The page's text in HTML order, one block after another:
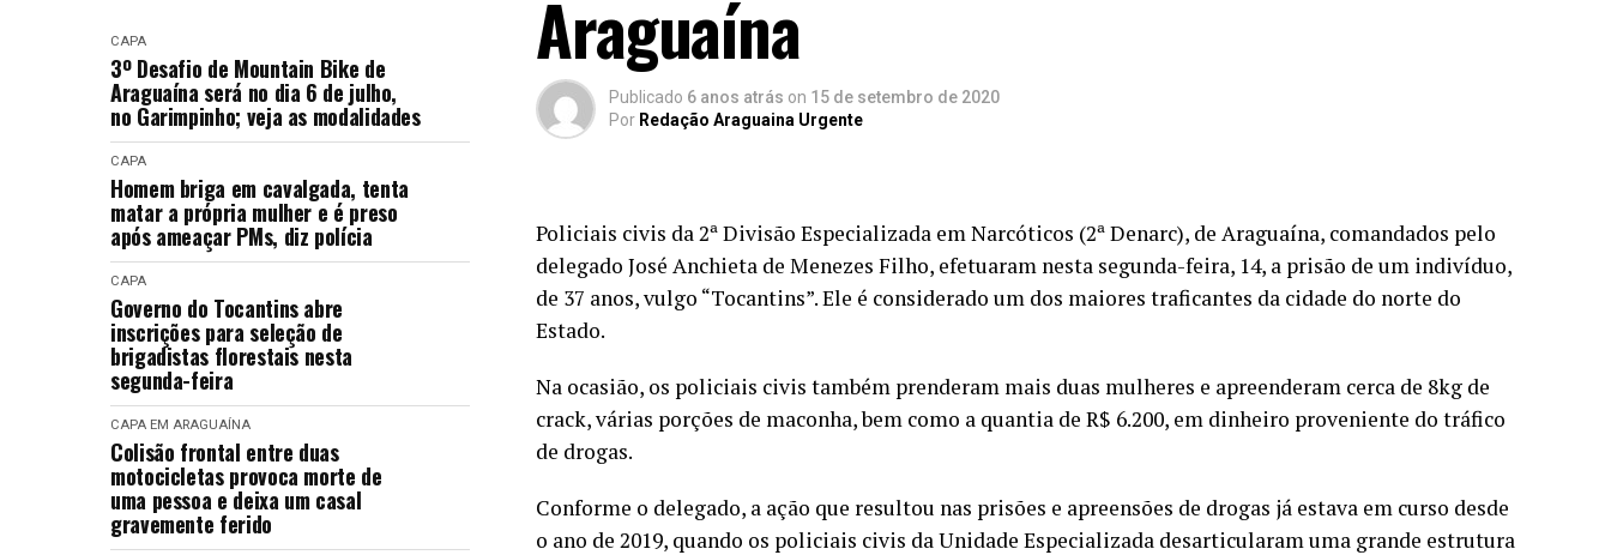
CAPA
3º Desafio de Mountain Bike de
Araguaína será no dia 6 de julho,
no Garimpinho; veja as modalidades
CAPA
Homem briga em cavalgada, tenta
matar a própria mulher e é preso
após ameaçar PMs, diz polícia
CAPA
Governo do Tocantins abre
inscrições para seleção de
brigadistas florestais nesta
segunda-feira
CAPA EM ARAGUAÍNA
Colisão frontal entre duas
motocicletas provoca morte de
uma pessoa e deixa um casal
gravemente ferido
Araguaína
Publicado 6 anos atrás on 15 de setembro de 2020
Por Redação Araguaina Urgente
Policiais civis da 2ª Divisão Especializada em Narcóticos (2ª Denarc), de Araguaína, comandados pelo
delegado José Anchieta de Menezes Filho, efetuaram nesta segunda-feira, 14, a prisão de um indivíduo,
de 37 anos, vulgo “Tocantins”. Ele é considerado um dos maiores traficantes da cidade do norte do
Estado.
Na ocasião, os policiais civis também prenderam mais duas mulheres e apreenderam cerca de 8kg de
crack, várias porções de maconha, bem como a quantia de R$ 6.200, em dinheiro proveniente do tráfico
de drogas.
Conforme o delegado, a ação que resultou nas prisões e apreensões de drogas já estava em curso desde
o ano de 2019, quando os policiais civis da Unidade Especializada desarticularam uma grande estrutura